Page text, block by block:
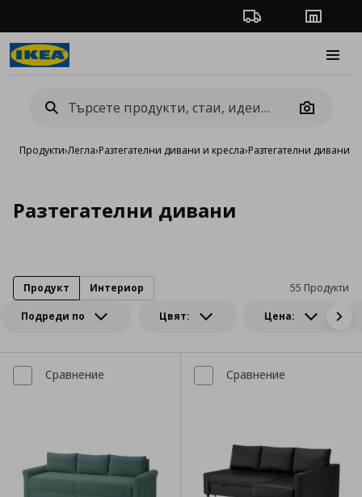
Проследяване на
Camera
Продукти›Легла›Разтегателни дивани и кресла›Разтегателни дивани
Разтегателни дивани
Подреди по Цвят: Цена:
55 Продукти
Продукт Интериор
Сравнение Сравнение